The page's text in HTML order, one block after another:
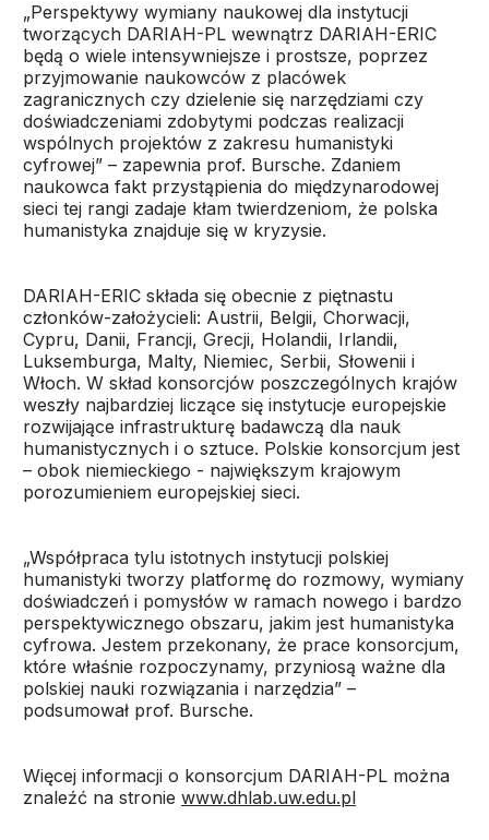
„Perspektywy wymiany naukowej dla instytucji
tworzących DARIAH-PL wewnątrz DARIAH-ERIC
będą o wiele intensywniejsze i prostsze, poprzez
przyjmowanie naukowców z placówek
zagranicznych czy dzielenie się narzędziami czy
doświadczeniami zdobytymi podczas realizacji
wspólnych projektów z zakresu humanistyki
cyfrowej” – zapewnia prof. Bursche. Zdaniem
naukowca fakt przystąpienia do międzynarodowej
sieci tej rangi zadaje kłam twierdzeniom, że polska
humanistyka znajduje się w kryzysie.
DARIAH-ERIC składa się obecnie z piętnastu
członków-założycieli: Austrii, Belgii, Chorwacji,
Cypru, Danii, Francji, Grecji, Holandii, Irlandii,
Luksemburga, Malty, Niemiec, Serbii, Słowenii i
Włoch. W skład konsorcjów poszczególnych krajów
weszły najbardziej liczące się instytucje europejskie
rozwijające infrastrukturę badawczą dla nauk
humanistycznych i o sztuce. Polskie konsorcjum jest
– obok niemieckiego - największym krajowym
porozumieniem europejskiej sieci.
„Współpraca tylu istotnych instytucji polskiej
humanistyki tworzy platformę do rozmowy, wymiany
doświadczeń i pomysłów w ramach nowego i bardzo
perspektywicznego obszaru, jakim jest humanistyka
cyfrowa. Jestem przekonany, że prace konsorcjum,
które właśnie rozpoczynamy, przyniosą ważne dla
polskiej nauki rozwiązania i narzędzia” –
podsumował prof. Bursche.
Więcej informacji o konsorcjum DARIAH-PL można
znaleźć na stronie www.dhlab.uw.edu.pl